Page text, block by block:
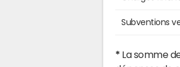
Subventions
* La somme